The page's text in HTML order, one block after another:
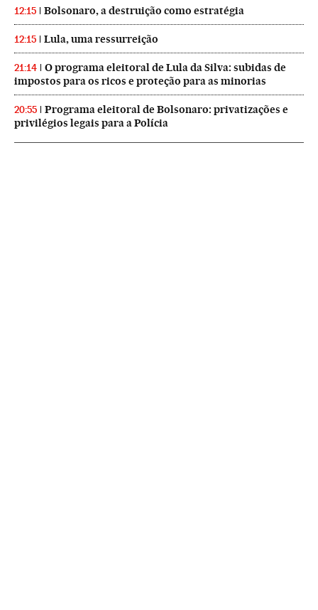
12:15 Bolsonaro, a destruição como estratégia
12:15 Lula, uma ressurreição
21:14
O programa eleitoral de Lula da Silva: subidas de
impostos para os ricos e proteção para as minorias
20:55
Programa eleitoral de Bolsonaro: privatizações e
privilégios legais para a Polícia